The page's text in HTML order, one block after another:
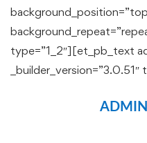
type=”1_2″][et_pb_text